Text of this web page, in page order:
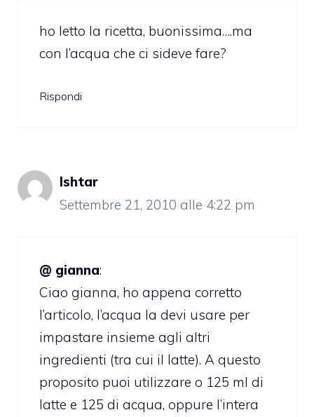
ho letto la ricetta, buonissima….ma
con l’acqua che ci sideve fare?
Rispondi
Ishtar
Settembre 21, 2010 alle 4:22 pm
@ gianna:
Ciao gianna, ho appena corretto
l’articolo, l’acqua la devi usare per
impastare insieme agli altri
ingredienti (tra cui il latte). A questo
proposito puoi utilizzare o 125 ml di
latte e 125 di acqua, oppure l’intera